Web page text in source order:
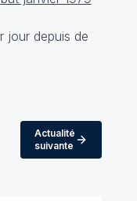
jour depuis de
Actualité
suivante